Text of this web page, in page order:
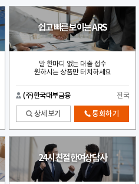
쉽고 빠른 보이는 ARS
말 한마디 없는 대출 접수
원하시는 상품만 터치하세요
(주)한국대부금융 전국
상세보기 통화하기
24시 친절한여상담사